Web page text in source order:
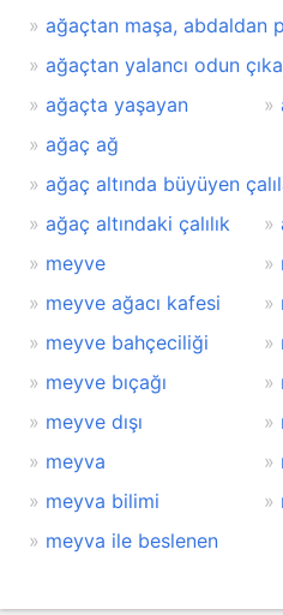
ağaçtan maşa, abdaldan
ağaçtan yalancı odun
ağaçta yaşayan
ağaç ağ
ağaç altında büyüyen
ağaç altındaki çalılık
meyve
meyve ağacı kafesi
meyve bahçeciliği
meyve bıçağı
meyve dışı
meyva
meyva bilimi
meyva ile beslenen